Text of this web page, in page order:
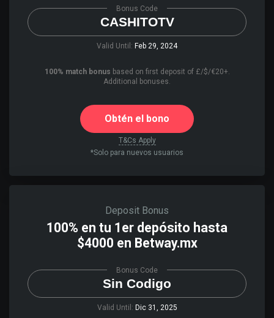
CASHITOTV
Bonus Code
Valid Until: Feb 29, 2024
100% match bonus based on first deposit of £/$/€20+.
Additional bonuses.
Obtén el bono
T&Cs Apply
*Solo para nuevos usuarios
Deposit Bonus
100% en tu 1er depósito hasta
$4000 en Betway.mx
Sin Codigo
Bonus Code
Valid Until: Dic 31, 2025